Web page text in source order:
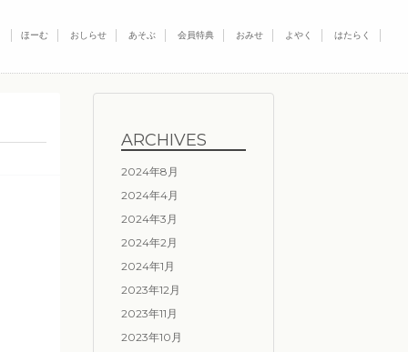
ほーむ おしらせ あそぶ 会員特典 おみせ よやく はたらく
ARCHIVES
2024年8月
2024年4月
2024年3月
2024年2月
2024年1月
2023年12月
2023年11月
2023年10月